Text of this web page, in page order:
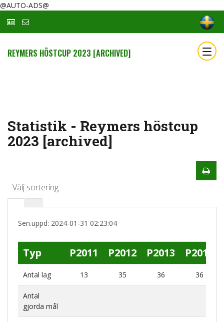
@AUTO-ADS@
REYMERS HÖSTCUP 2023 [ARCHIVED]
Statistik - Reymers höstcup
2023 [archived]
Välj sortering:
Sen.uppd: 2024-01-31 02:23:04
Typ P2011 P2012 P2013 P2014
Antal lag 13 35 36 36
Antal
gjorda mål